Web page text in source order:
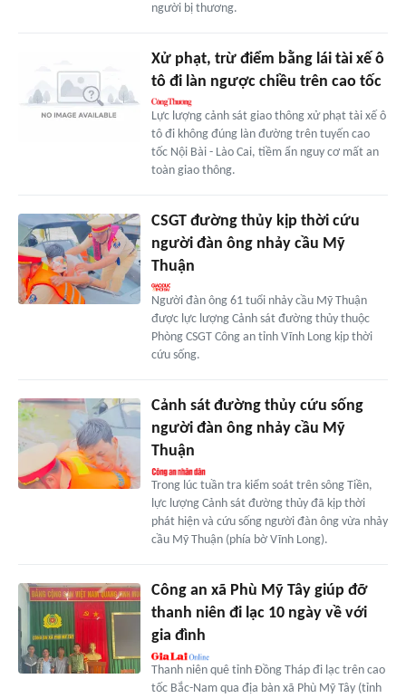
người bị thương.
Xử phạt, trừ điểm bằng lái tài xế ô
tô đi làn ngược chiều trên cao tốc
Lực lượng cảnh sát giao thông xử phạt tài xế ô
tô đi không đúng làn đường trên tuyến cao
tốc Nội Bài - Lào Cai, tiềm ẩn nguy cơ mất an
toàn giao thông.
CSGT đường thủy kịp thời cứu
người đàn ông nhảy cầu Mỹ
Thuận
Người đàn ông 61 tuổi nhảy cầu Mỹ Thuận
được lực lượng Cảnh sát đường thủy thuộc
Phòng CSGT Công an tỉnh Vĩnh Long kịp thời
cứu sống.
Cảnh sát đường thủy cứu sống
người đàn ông nhảy cầu Mỹ
Thuận
Trong lúc tuần tra kiểm soát trên sông Tiền,
lực lượng Cảnh sát đường thủy đã kịp thời
phát hiện và cứu sống người đàn ông vừa nhảy
cầu Mỹ Thuận (phía bờ Vĩnh Long).
Công an xã Phù Mỹ Tây giúp đỡ
thanh niên đi lạc 10 ngày về với
gia đình
Thanh niên quê tỉnh Đồng Tháp đi lạc trên cao
tốc Bắc-Nam qua địa bàn xã Phù Mỹ Tây (tỉnh